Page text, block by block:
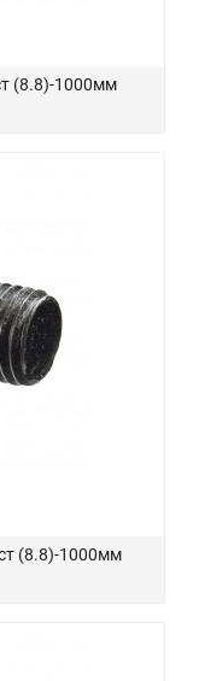
(8.8)-1000мм
(8.8)-1000мм